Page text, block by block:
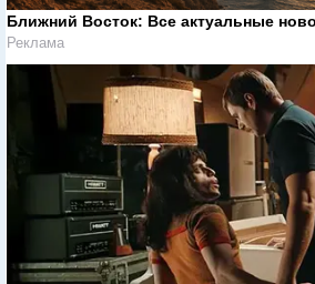
Ближний Восток: Все актуальные
Реклама